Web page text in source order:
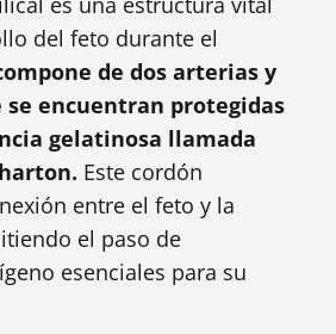
del feto durante el
de dos arterias y
se encuentran protegidas
gelatinosa llamada
Este cordón
entre el feto y la
el paso de
esenciales para su